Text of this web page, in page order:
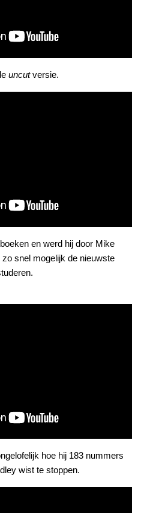
uncutversie.
en werd hij door Mike
snel mogelijk de nieuwste
hoe hij 183 nummers
wist te stoppen.